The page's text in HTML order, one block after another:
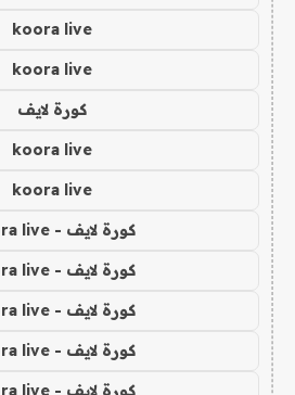
koora live
koora live
كورة لايف
koora live
koora live
كورة لايف - koora live
كورة لايف - koora live
كورة لايف - koora live
كورة لايف - koora live
كورة لايف - koora live